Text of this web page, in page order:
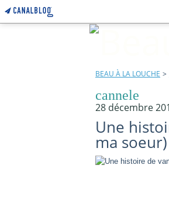
BEAU À LA LOUCHE >
cannele
28 décembre
Une
ma soeur)